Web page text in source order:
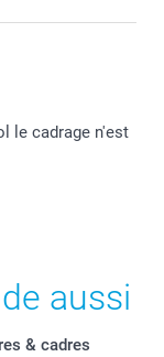
que pour votre
à vos attentes.
le cadrage n'est
aussi
& cadres